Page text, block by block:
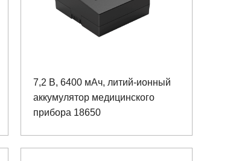
7,2 В, 6400 мАч, литий-ионный
аккумулятор медицинского
прибора 18650